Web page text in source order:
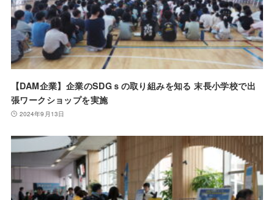
【DAM企業】企業のSDGｓの取り組みを知る 末長小学校で出
張ワークショップを実施
2024年9月13日